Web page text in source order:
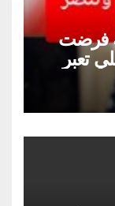
فرضت
تعبر